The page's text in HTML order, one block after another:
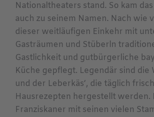
Nationaltheaters stand. So kam
auch zu seinem Namen. Nach wie
dieser weitläufigen Einkehr mit
Gasträumen und Stüberln
Gastlichkeit und gutbürgerliche
Küche gepflegt. Legendär sind die
und der Leberkäs‘, die täglich
Hausrezepten hergestellt werden.
Franziskaner mit seinen vielen